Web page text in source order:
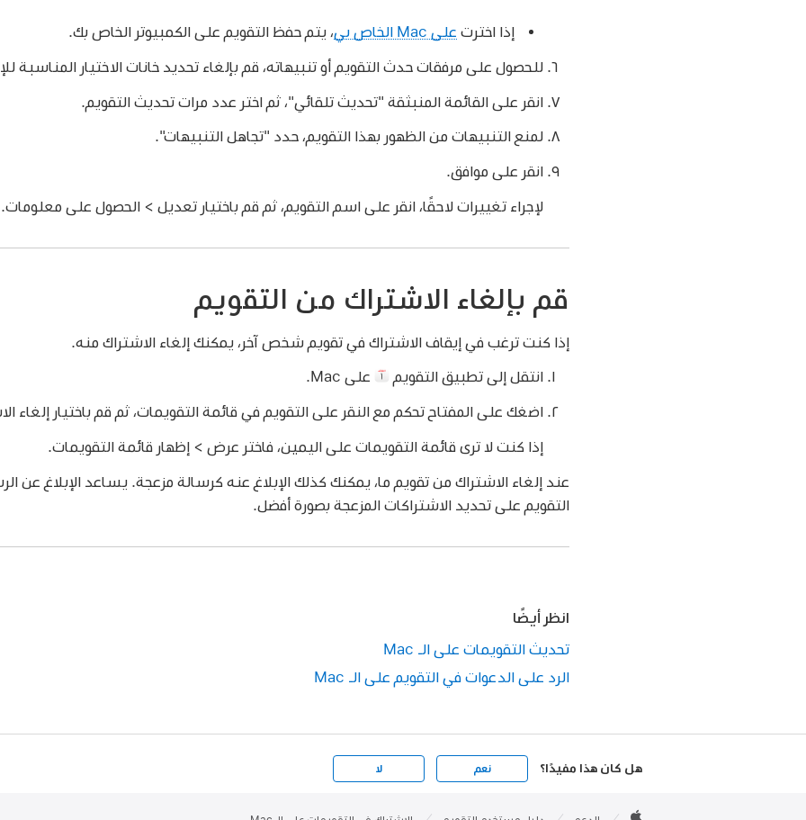
إذا اخترت على Mac الخاص بي ، يتم حفظ التقويم على الكمبيوتر الخاص بك.
للحصول على مرفقات حدث التقويم أو تنبيهاته، قم بإلغاء تحديد خانات الاختيار المناسبة
انقر على القائمة المنبثقة "تحديث تلقائي"، ثم اختر عدد مرات تحديث التقويم.
لمنع التنبيهات من الظهور بهذا التقويم، حدد "تجاهل التنبيهات".
انقر على موافق.
لإجراء تغييرات لاحقًا، انقر على اسم التقويم، ثم قم باختيار تعديل > الحصول على معلومات.
قم بإلغاء الاشتراك من التقويم
إذا كنت ترغب في إيقاف الاشتراك في تقويم شخص آخر، يمكنك إلغاء الاشتراك منه.
انتقل إلى تطبيق التقويم على Mac.
اضغك على المفتاح تحكم مع النقر على التقويم في قائمة التقويمات، ثم قم باختيار إلغاء
إذا كنت لا ترى قائمة التقويمات على اليمين، فاختر عرض > إظهار قائمة التقويمات.
عند إلغاء الاشتراك من تقويم ما، يمكنك كذلك الإبلاغ عنه كرسالة مزعجة. يساعد الإبلاغ عن
التقويم على تحديد الاشتراكات المزعجة بصورة أفضل.
انظر أيضًا
تحديث التقويمات على الـ Mac
الرد على الدعوات في التقويم على الـ Mac
هل كان هذا مفيدًا؟ نعم لا
Footer
